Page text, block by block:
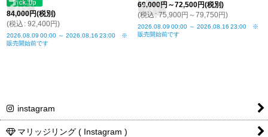
84,000円(税別)
(税込 : 92,400円)
2026.08.09 00:00 ～ 2026.08.16 23:00 ※
販売開始前です
69,000円 ～72,500円(税別)
(税込: 75,900円 ～79,750円)
2026.08.09 00:00 ～ 2026.08.16 23:00 ※
販売開始前です
instagram
マリッジリング ( Instagram )